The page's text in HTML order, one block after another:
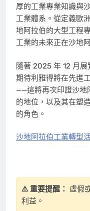
厚的工業專業知識與
工業體系。從定義歐
地阿拉伯的大型工程
工業的未來正在沙地
隨著 2025 年 12 月
期待利雅得將在先進
——這將再次印證沙地
的地位，以及其在塑
的角色。
沙地阿拉伯工業轉型
⚠️ 重要提醒： 虛假
利益。